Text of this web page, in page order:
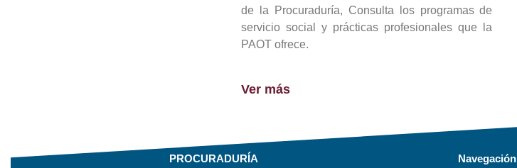
de la Procuraduría, Consulta los programas de
servicio social y prácticas profesionales que la
PAOT ofrece.
Ver más
PROCURADURÍA Navegación